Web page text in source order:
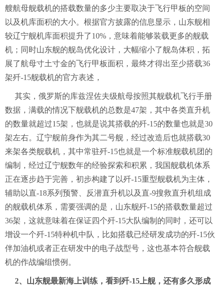
艘航母舰载机的搭载数量的多少主要取决于飞行甲板的空间
以及机库面积的大小。根据官方披露的信息显示，山东舰相
较辽宁舰机库面积提升了10%，意味着能够装载更多的舰载
机；同时山东舰的舰岛优化设计，大幅缩小了舰岛体积，拓
展了航母寸土寸金的飞行甲板面积，最终才得出至少搭载36
架歼-15舰载机的官方表述，
其实，俄罗斯的库兹涅佐夫级航母按照其舰载机飞行手册
数据，满载的情况下舰载机的总数是47架，其中各类直升机
的数量就超过15架，也就是说其搭载的歼-15的数量也就是30
架左右。辽宁舰前身作为其二号舰，经过改造后也就搭载30
来架各类舰载机，其中常驻歼-15也就是一个标准舰载机团的
编制，经过辽宁舰数年的经验探索和积累，我国舰载机体系
正在逐步趋于完善，初步构建了以歼-15重型舰载机为主体，
辅助以直-18系列预警、反潜直升机以及直-9搜救直升机组成
的舰载机体系，需要强调的是，山东舰歼-15的搭载数量超过
36架，这就意味着在保证四个歼-15大队编制的同时，还可以
增设一个歼-15特种机中队，比如搭载已经研发成功的歼-15伙
伴加油机或者正在研发中的电子战型号，这也基本符合舰载
机的作战编组惯例。
2、山东舰最新海上训练，看到歼-15上舰，还有多久形成